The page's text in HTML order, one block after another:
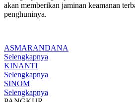
akan memberikan jaminan keamanan
penghuninya.
ASMARANDANA
Selengkapnya
KINANTI
Selengkapnya
SINOM
Selengkapnya